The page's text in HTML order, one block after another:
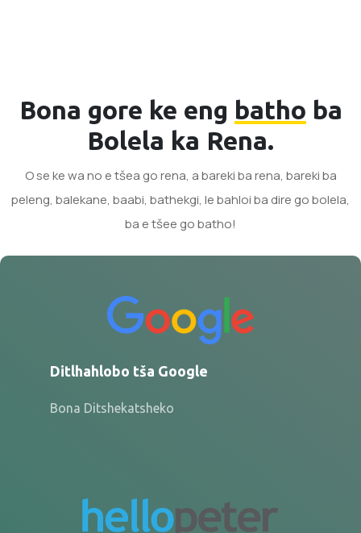
Bona gore ke eng batho ba
Bolela ka Rena.
O se ke wa no e tšea go rena, a bareki ba rena, bareki ba
peleng, balekane, baabi, bathekgi, le bahloi ba dire go bolela,
ba e tšee go batho!
Ditlhahlobo tša Google
Bona Ditshekatsheko